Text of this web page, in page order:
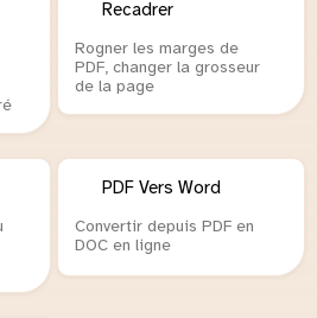
Recadrer
Rogner les marges de
PDF, changer la grosseur
de la page
PDF Vers Word
Convertir depuis PDF en
DOC en ligne